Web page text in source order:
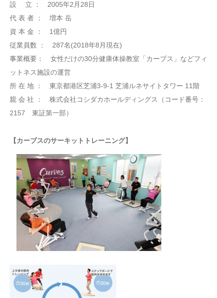
設 立 ： 2005年2月28日
代 表 者 ： 増本 岳
資 本 金 ： 1億円
従業員数 ： 287名(2018年8月現在)
事業概要： 女性だけの30分健康体操教室「カーブス」などフィ
ットネス施設の運営
所 在 地 ： 東京都港区芝浦3-9-1 芝浦ルネサイトタワー 11階
親 会 社 ： 株式会社コシダカホールディングス（コード番号：
2157 東証第一部）
【カーブスのサーキットトレーニング】